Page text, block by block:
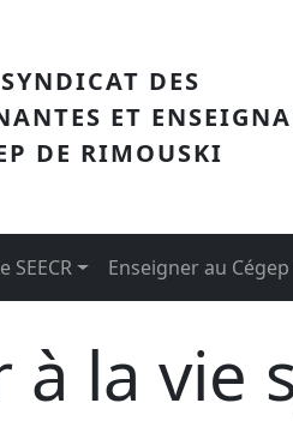
DES
ET
DE RIMOUSKI
SEECR Enseigner au Cégep
à la vie